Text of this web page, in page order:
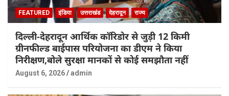
FEATURED इंडिया उत्तराखंड देहरादून राज्य
दिल्ली-देहरादून आर्थिक कॉरिडोर से जुड़ी 12 किमी
ग्रीनफील्ड बाईपास परियोजना का डीएम ने किया
निरीक्षण,बोले सुरक्षा मानकों से कोई समझौता नहीं
August 6, 2026 admin